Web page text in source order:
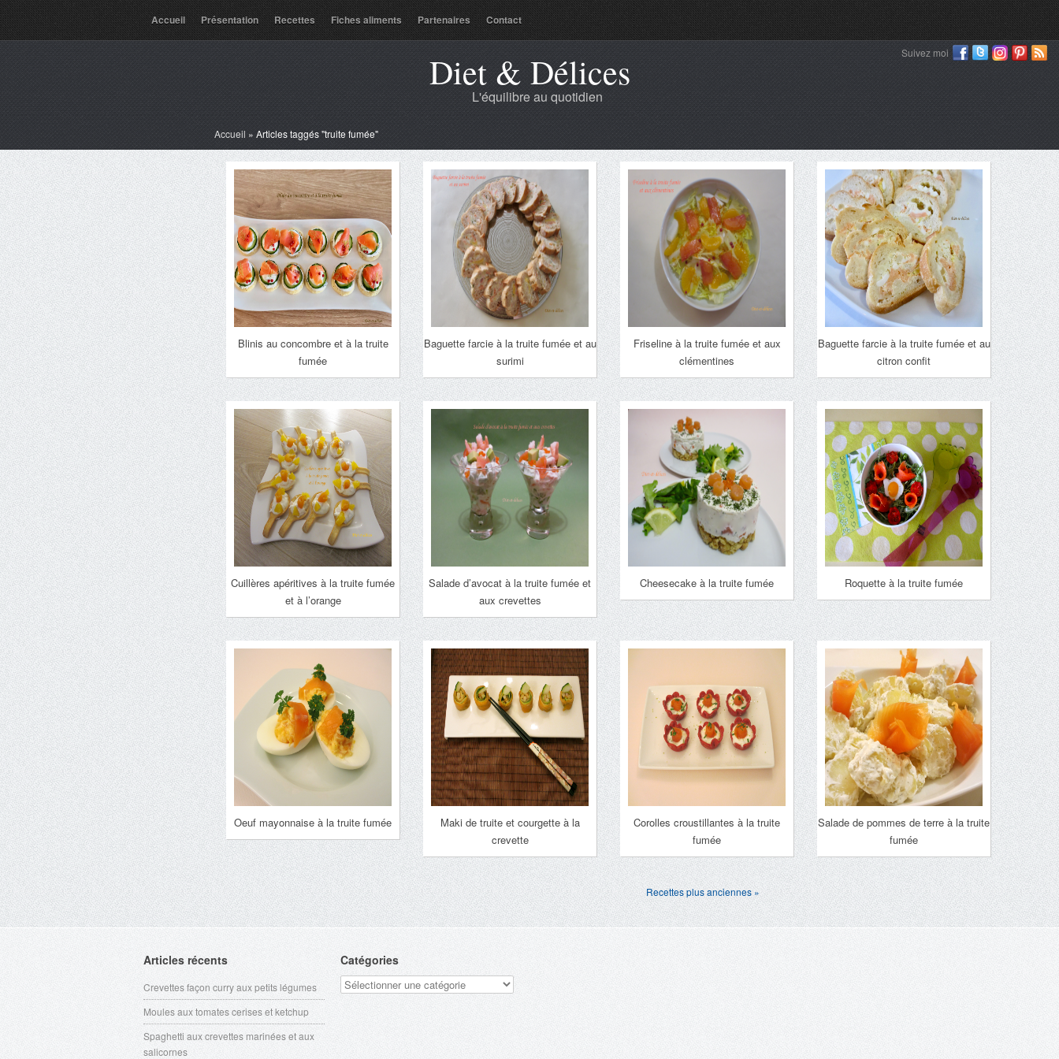
Accueil Présentation Recettes Fiches aliments Partenaires Contact
Suivez moi
Diet & Délices
L'équilibre au quotidien
Accueil » Articles taggés "truite fumée"
Blinis au concombre et à la truite
fumée
Baguette farcie à la truite fumée et au
surimi
Friseline à la truite fumée et aux
clémentines
Baguette farcie à la truite fumée et au
citron confit
Cuillères apéritives à la truite fumée
et à l’orange
Salade d’avocat à la truite fumée et
aux crevettes
Cheesecake à la truite fumée Roquette à la truite fumée
Oeuf mayonnaise à la truite fumée
Maki de truite et courgette à la
crevette
Corolles croustillantes à la truite
fumée
Salade de pommes de terre à la truite
fumée
Recettes plus anciennes »
Articles récents
Crevettes façon curry aux petits légumes
Moules aux tomates cerises et ketchup
Spaghetti aux crevettes marinées et aux
salicornes
Catégories
Catégories